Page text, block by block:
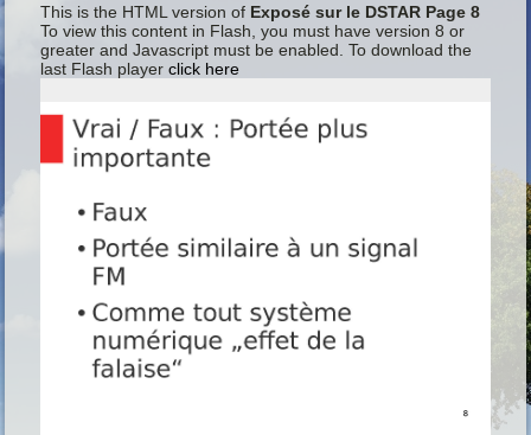
This is the HTML version of Exposé sur le DSTAR Page 8
To view this content in Flash, you must have version 8 or
greater and Javascript must be enabled. To download the
last Flash playerclick here